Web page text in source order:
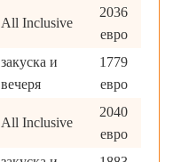
All Inclusive
2036
евро
закуска и
вечеря
1779
евро
All Inclusive
2040
евро